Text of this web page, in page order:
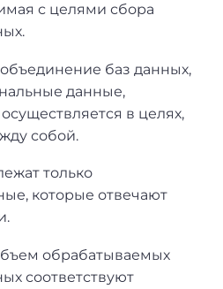
с целями сбора
объединение баз данных,
данные,
в целях,
собой.
только
которые отвечают
обрабатываемых
соответствуют